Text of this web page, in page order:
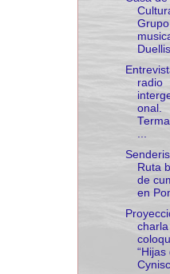
Grupo
radio
onal.
Ruta
de
en
charla
“Hijas